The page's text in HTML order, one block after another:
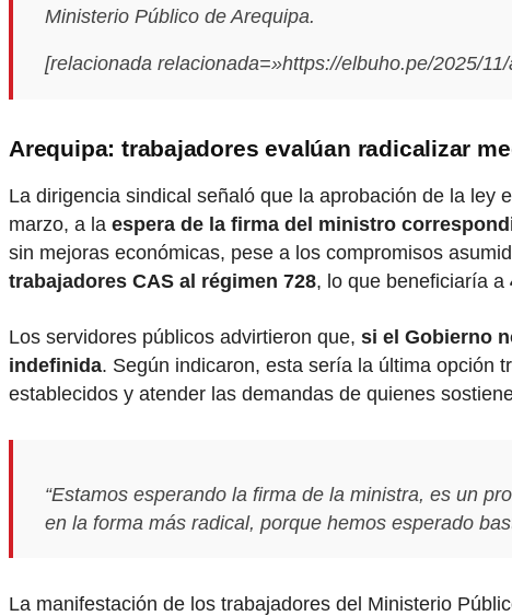
Ministerio Público de Arequipa.
[relacionada relacionada=»https://elbuho.pe/2025/
Arequipa: trabajadores evalúan radicalizar
La dirigencia sindical señaló que la aprobación de la ley
marzo, a la espera de la firma del ministro
sin mejoras económicas, pese a los compromisos
trabajadores CAS al régimen 728, lo que beneficiaría a
Los servidores públicos advirtieron que, si el Gobierno
indefinida. Según indicaron, esta sería la última opción
establecidos y atender las demandas de quienes
“Estamos esperando la firma de la ministra, es un
en la forma más radical, porque hemos esperado
La manifestación de los trabajadores del Ministerio